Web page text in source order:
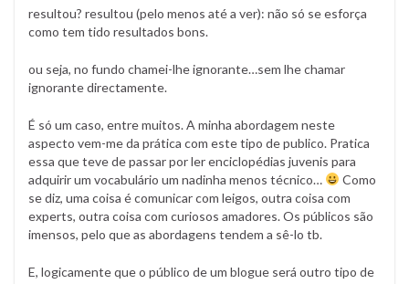
resultou? resultou (pelo menos até a ver): não só se esforça
como tem tido resultados bons.
ou seja, no fundo chamei-lhe ignorante…sem lhe chamar
ignorante directamente.
É só um caso, entre muitos. A minha abordagem neste
aspecto vem-me da prática com este tipo de publico. Pratica
essa que teve de passar por ler enciclopédias juvenis para
adquirir um vocabulário um nadinha menos técnico…
Como
se diz, uma coisa é comunicar com leigos, outra coisa com
experts, outra coisa com curiosos amadores. Os públicos são
imensos, pelo que as abordagens tendem a sê-lo tb.
E, logicamente que o público de um blogue será outro tipo de